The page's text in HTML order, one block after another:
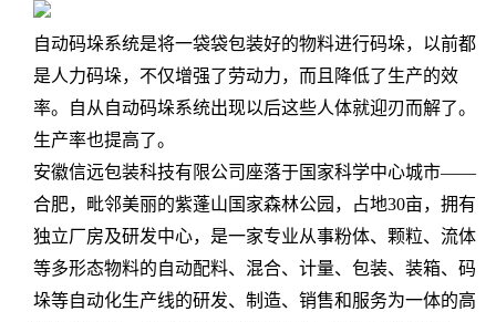
自动码垛系统是将一袋袋包装好的物料进行码垛，以前都
是人力码垛，不仅增强了劳动力，而且降低了生产的效
率。自从自动码垛系统出现以后这些人体就迎刃而解了。
生产率也提高了。
安徽信远包装科技有限公司座落于国家科学中心城市——
合肥，毗邻美丽的紫蓬山国家森林公园，占地30亩，拥有
独立厂房及研发中心，是一家专业从事粉体、颗粒、流体
等多形态物料的自动配料、混合、计量、包装、装箱、码
垛等自动化生产线的研发、制造、销售和服务为一体的高